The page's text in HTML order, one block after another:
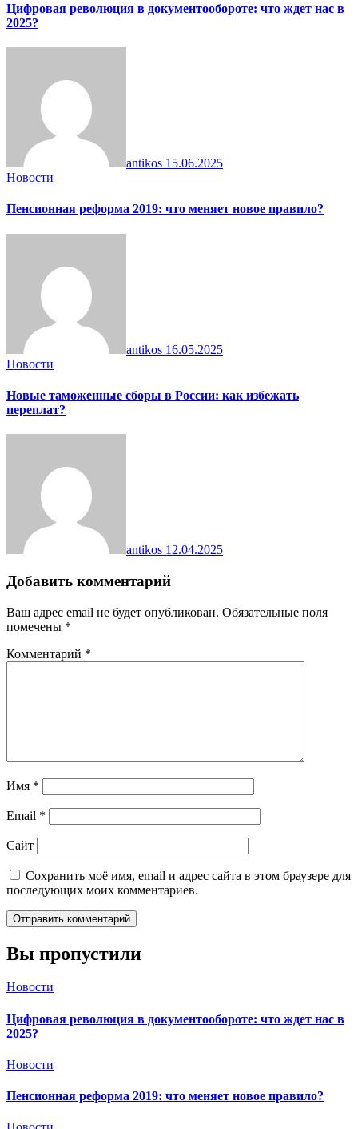
Цифровая революция в документообороте: что ждет нас в
2025?
antikos 15.06.2025
Новости
Пенсионная реформа 2019: что меняет новое правило?
antikos 16.05.2025
Новости
Новые таможенные сборы в России: как избежать
переплат?
antikos 12.04.2025
Добавить комментарий
Ваш адрес email не будет опубликован. Обязательные поля
помечены *
Комментарий *
Имя *
Email *
Сайт
Сохранить моё имя, email и адрес сайта в этом браузере для
последующих моих комментариев.
Вы пропустили
Новости
Цифровая революция в документообороте: что ждет нас в
2025?
Новости
Пенсионная реформа 2019: что меняет новое правило?